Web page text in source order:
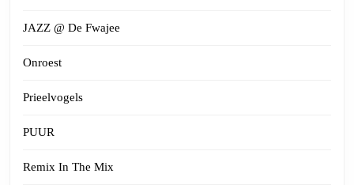
JAZZ @ De Fwajee
Onroest
Prieelvogels
PUUR
Remix In The Mix